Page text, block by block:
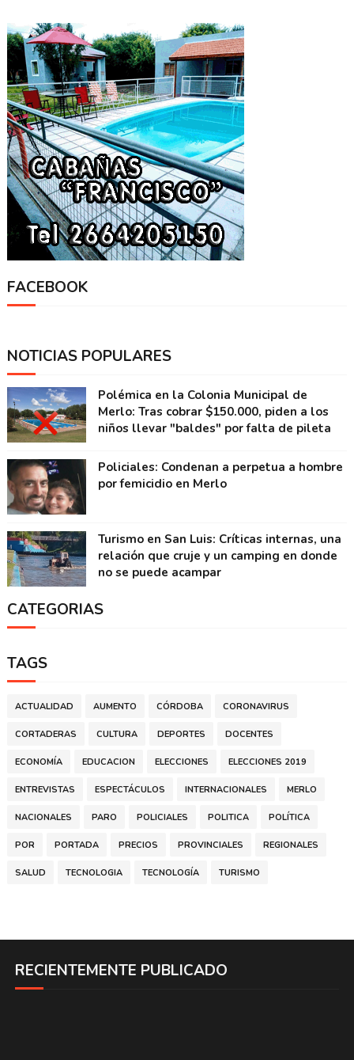
FACEBOOK
NOTICIAS POPULARES
Polémica en la Colonia Municipal de
Merlo: Tras cobrar $150.000, piden a los
niños llevar "baldes" por falta de pileta
Policiales: Condenan a perpetua a hombre
por femicidio en Merlo
Turismo en San Luis: Críticas internas, una
relación que cruje y un camping en donde
no se puede acampar
CATEGORIAS
TAGS
ACTUALIDAD AUMENTO CÓRDOBA CORONAVIRUS
CORTADERAS CULTURA DEPORTES DOCENTES
ECONOMÍA EDUCACION ELECCIONES ELECCIONES 2019
ENTREVISTAS ESPECTÁCULOS INTERNACIONALES MERLO
NACIONALES PARO POLICIALES POLITICA POLÍTICA
POR PORTADA PRECIOS PROVINCIALES REGIONALES
SALUD TECNOLOGIA TECNOLOGÍA TURISMO
RECIENTEMENTE PUBLICADO